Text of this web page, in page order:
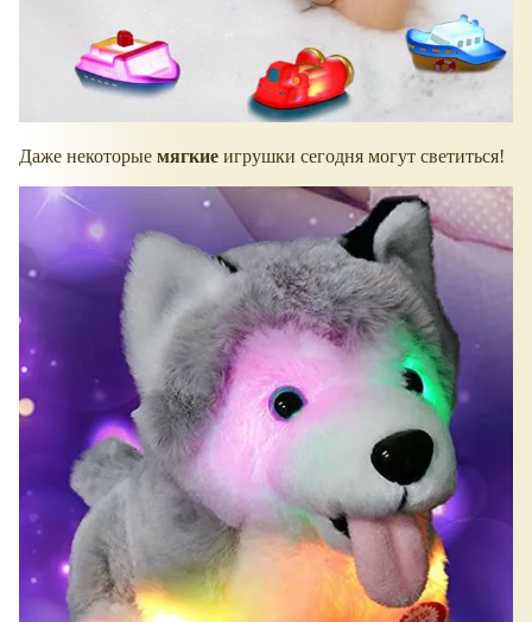
Даже некоторые мягкие игрушки сегодня могут светиться!